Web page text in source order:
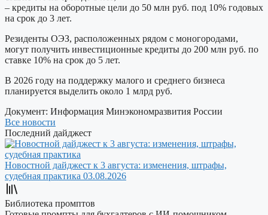
– кредиты на оборотные цели до 50 млн руб. под 10% годовых
на срок до 3 лет.
Резиденты ОЭЗ, расположенных рядом с моногородами,
могут получить инвестиционные кредиты до 200 млн руб. по
ставке 10% на срок до 5 лет.
В 2026 году на поддержку малого и среднего бизнеса
планируется выделить около 1 млрд руб.
Документ: Информация Минэкономразвития России
Все новости
Последний дайджест
Новостной дайджест к 3 августа: изменения, штрафы,
судебная практика 03.08.2026
Библиотека промптов